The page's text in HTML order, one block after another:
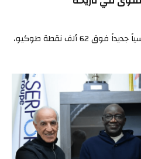
الأسهم اليابانية تسجل رقماً قياسياً جديداً فوق 62 ألف نقطة طوكيو،